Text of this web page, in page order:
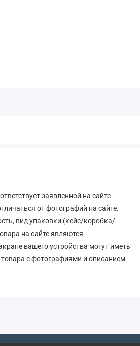
заявленной на сайте
от фотографий на сайте.
вид упаковки (кейс/коробка/
на сайте являются
вашего устройства могут иметь
с фотографиями и описанием